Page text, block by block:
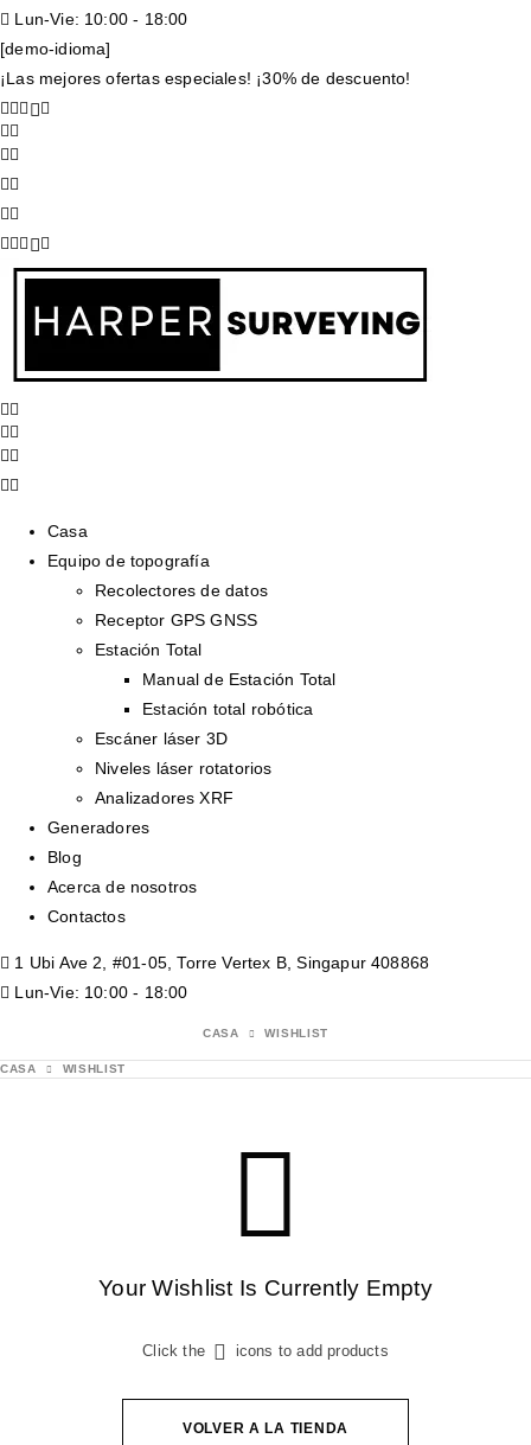
Lun-Vie: 10:00 - 18:00
[demo-idioma]
¡Las mejores ofertas especiales! ¡30% de descuento!
Casa
Equipo de topografía
Recolectores de datos
Receptor GPS GNSS
Estación Total
Manual de Estación Total
Estación total robótica
Escáner láser 3D
Niveles láser rotatorios
Analizadores XRF
Generadores
Blog
Acerca de nosotros
Contactos
1 Ubi Ave 2, #01-05, Torre Vertex B, Singapur 408868
Lun-Vie: 10:00 - 18:00
CASA WISHLIST
CASA WISHLIST
Your Wishlist Is Currently Empty
Click the icons to add products
VOLVER A LA TIENDA